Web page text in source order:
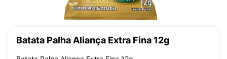
Batata Palha Aliança Extra Fina 12g